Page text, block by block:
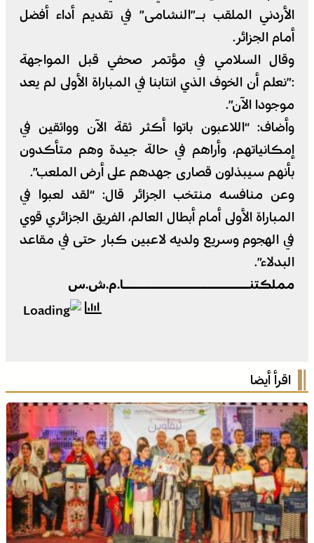
الأردني الملقب بـ”النشامى” في تقديم أداء أفضل
أمام الجزائر.
وقال السلامي في مؤتمر صحفي قبل المواجهة
:”نعلم أن الخوف الذي انتابنا في المباراة الأولى لم يعد
موجودا الآن”.
وأضاف: “اللاعبون باتوا أكثر ثقة الآن وواثقين في
إمكانياتهم، وأراهم في حالة جيدة وهم متأكدون
بأنهم سيبذلون قصارى جهدهم على أرض الملعب”.
وعن منافسه منتخب الجزائر قال: “لقد لعبوا في
المباراة الأولى أمام أبطال العالم، الفريق الجزائري قوي
في الهجوم وسريع ولديه لاعبين كبار حتى في مقاعد
البدلاء”.
مملكتنــــــــــــــــــا.م.ش.س
اقرأ أيضا